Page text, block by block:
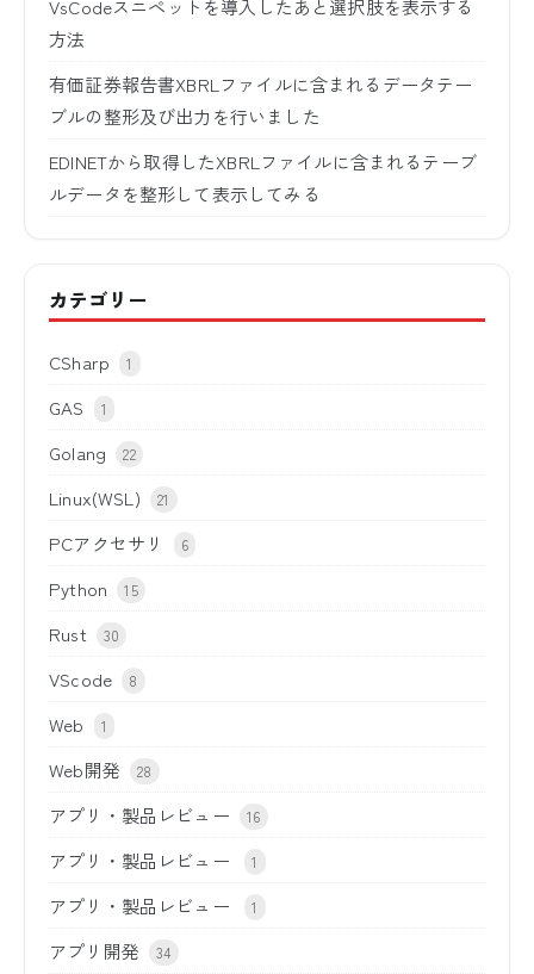
VsCodeスニペットを導入したあと選択肢を表示する
方法
有価証券報告書XBRLファイルに含まれるデータテー
ブルの整形及び出力を行いました
EDINETから取得したXBRLファイルに含まれるテーブ
ルデータを整形して表示してみる
カテゴリー
CSharp 1
GAS 1
Golang 22
Linux(WSL) 21
PCアクセサリ 6
Python 15
Rust 30
VScode 8
Web 1
Web開発 28
アプリ・製品レビュー 16
アプリ・製品レビュー 1
アプリ・製品レビュー 1
アプリ開発 34